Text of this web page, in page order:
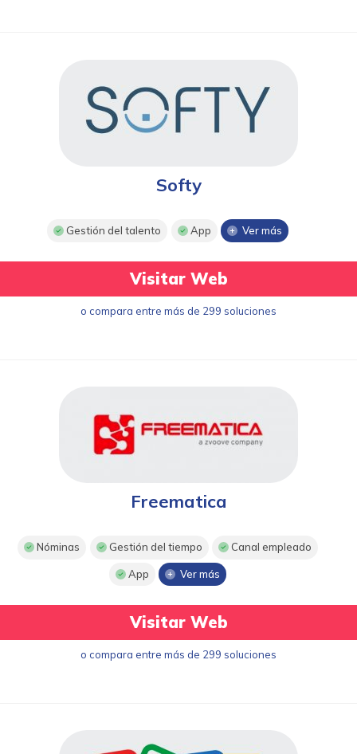
Softy
Gestión del talento App Ver más
Visitar Web
o compara entre más de 299 soluciones
Freematica
Nóminas Gestión del tiempo Canal empleado
App Ver más
Visitar Web
o compara entre más de 299 soluciones